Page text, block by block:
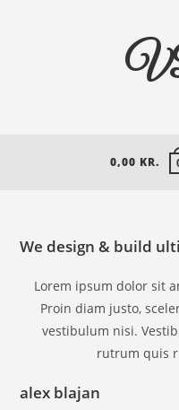
0,00 KR.
We design & build
Lorem ipsum dolor sit
Proin diam justo,
vestibulum nisi.
rutrum quis
alex blajan